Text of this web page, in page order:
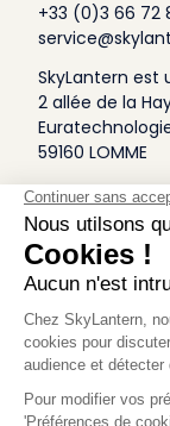
+33 (0)3 66 72
SkyLantern est
2 allée de la
59160 LOMME
A Propos
Qui sommes-
Conditions
Mentions
Politique
Idée Design